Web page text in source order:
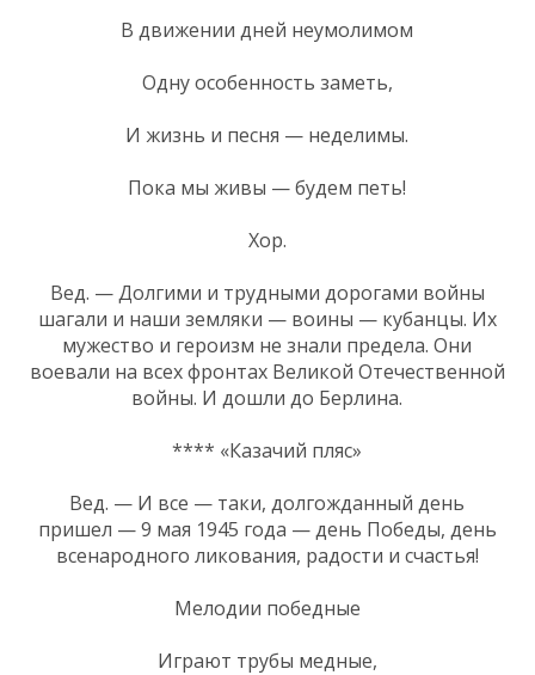
В движении дней неумолимом
Одну особенность заметь,
И жизнь и песня — неделимы.
Пока мы живы — будем петь!
Хор.
Вед. — Долгими и трудными дорогами войны
шагали и наши земляки — воины — кубанцы. Их
мужество и героизм не знали предела. Они
воевали на всех фронтах Великой Отечественной
войны. И дошли до Берлина.
**** «Казачий пляс»
Вед. — И все — таки, долгожданный день
пришел — 9 мая 1945 года — день Победы, день
всенародного ликования, радости и счастья!
Мелодии победные
Играют трубы медные,